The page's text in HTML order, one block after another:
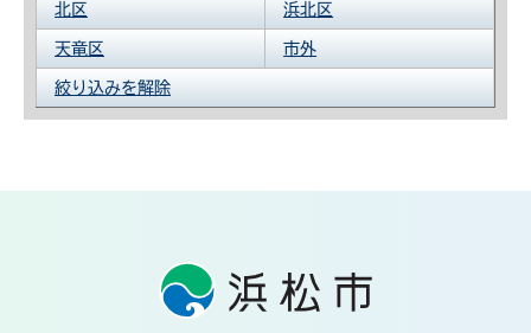
北区 浜北区
天竜区 市外
絞り込みを解除